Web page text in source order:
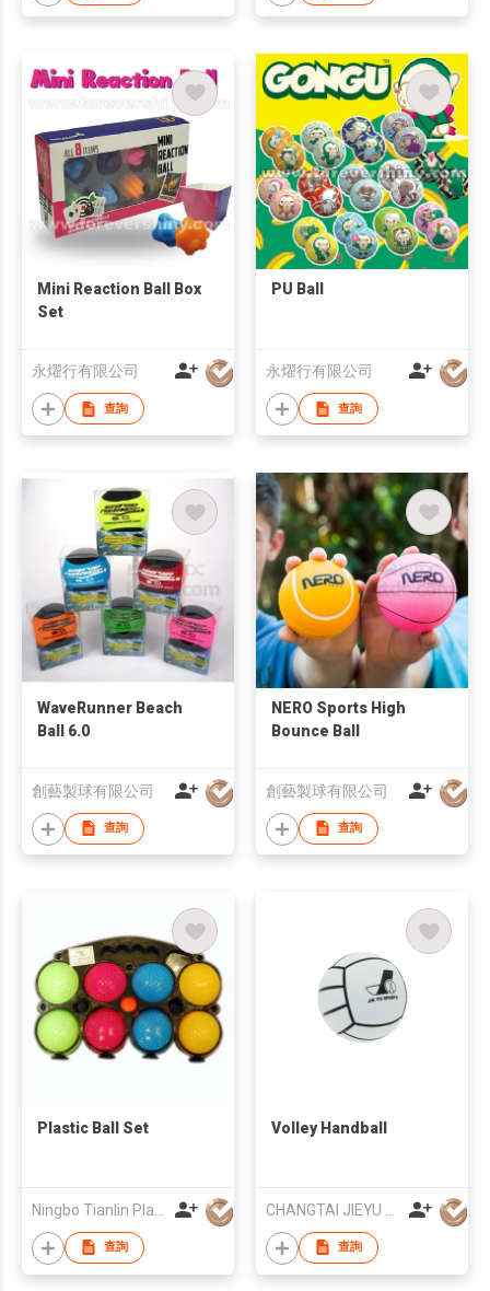
Mini Reaction Ball Box
Set
永燿行有限公司
查詢
PU Ball
永燿行有限公司
查詢
WaveRunner Beach
Ball 6.0
創藝製球有限公司
查詢
NERO Sports High
Bounce Ball
創藝製球有限公司
查詢
Plastic Ball Set
查詢
Volley Handball
查詢